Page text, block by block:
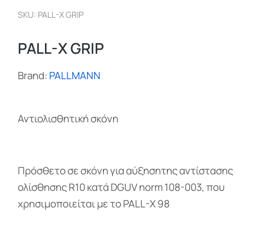
SKU: PALL-X GRIP
PALL-X GRIP
Brand: PALLMANN
Αντιολισθητική σκόνη
Πρόσθετο σε σκόνη για αύξησητης αντίστασης
ολίσθησης R10 κατά DGUV norm 108-003, που
χρησιμοποιείται με το PALL-X 98